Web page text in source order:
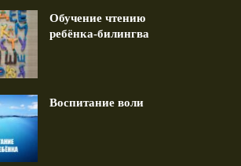
Обучение чтению
ребёнка-билингва
Воспитание воли